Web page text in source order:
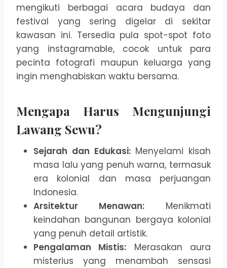
mengikuti berbagai acara budaya dan
festival yang sering digelar di sekitar
kawasan ini. Tersedia pula spot-spot foto
yang instagramable, cocok untuk para
pecinta fotografi maupun keluarga yang
ingin menghabiskan waktu bersama.
Mengapa Harus Mengunjungi
Lawang Sewu?
Sejarah dan Edukasi:Menyelami kisah
masa lalu yang penuh warna, termasuk
era kolonial dan masa perjuangan
Indonesia.
Arsitektur Menawan: Menikmati
keindahan bangunan bergaya kolonial
yang penuh detail artistik.
Pengalaman Mistis: Merasakan aura
misterius yang menambah sensasi